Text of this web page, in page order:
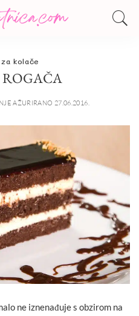
kolače
AŽURIRANO 27.06.2016.
ne iznenađuje s obzirom na